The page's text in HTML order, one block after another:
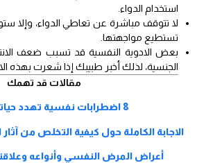
استخدام الدواء.
لا تتوقف مباشرة عن تعاطي الدواء، وإلا
تستطيع مواجهتها.
بعض الادوية النفسية قد تسبب ضعف
الجنسية، لذلك أخبر طبيبك إذا شعرت بهذه
مقالات قد تهمك
8 اضطرابات نفسية تهدد حياتك!
الاجابة الكاملة حول كيفية التخلص من آثار
أعراض المرض النفسي وأنواعه